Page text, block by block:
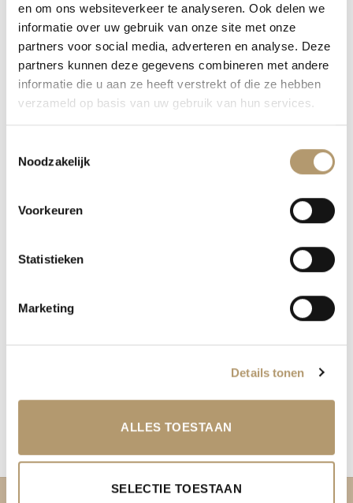
en om ons websiteverkeer te analyseren. Ook delen we
informatie over uw gebruik van onze site met onze
partners voor social media, adverteren en analyse. Deze
partners kunnen deze gegevens combineren met andere
informatie die u aan ze heeft verstrekt of die ze hebben
verzameld op basis van uw gebruik van hun services.
Noodzakelijk
Voorkeuren
Statistieken
Marketing
Details tonen
ALLES TOESTAAN
SELECTIE TOESTAAN
GEWICHT 0,30000000 kg
GERELATEERDE PRODUCTEN
Aanbieding!
TASSEN
prijs
Oorspronkelijke
Huidige
prijs